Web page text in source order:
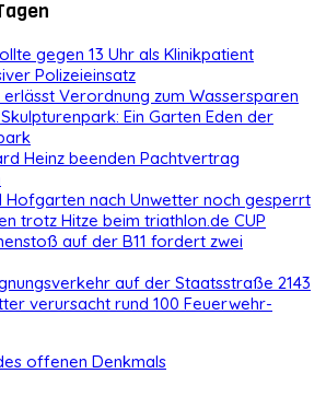
gegen 13 Uhr als Klinikpatient
Polizeieinsatz
erlässt Verordnung zum Wassersparen
Ein Garten Eden der
Heinz beenden Pachtvertrag
Hofgarten nach Unwetter noch gesperrt
trotz Hitze beim triathlon.de CUP
auf der B11 fordert zwei
auf der Staatsstraße 2143
verursacht rund 100 Feuerwehr-